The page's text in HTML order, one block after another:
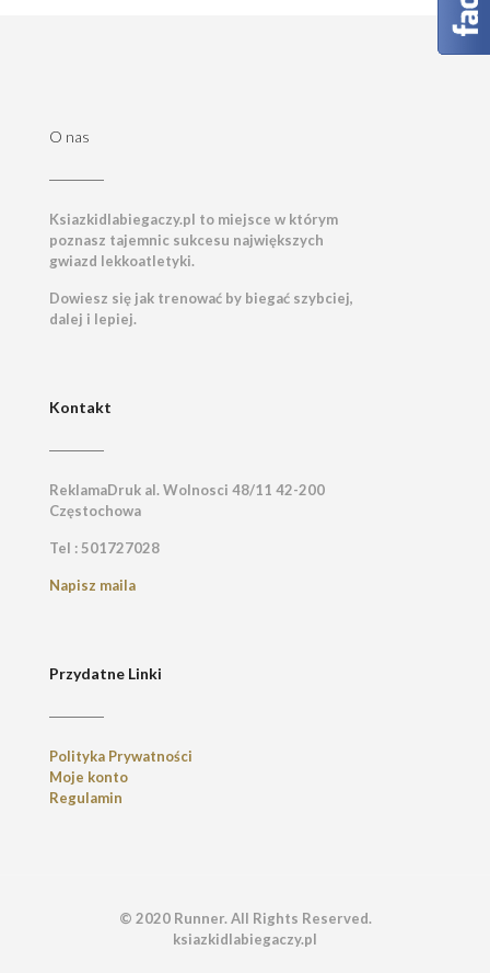
O nas
Ksiazkidlabiegaczy.pl to miejsce w którym
poznasz tajemnic sukcesu największych
gwiazd lekkoatletyki.
Dowiesz się jak trenować by biegać szybciej,
dalej i lepiej.
Kontakt
ReklamaDruk al. Wolnosci 48/11 42-200
Częstochowa
Tel : 501727028
Napisz maila
Przydatne Linki
Polityka Prywatności
Moje konto
Regulamin
© 2020 Runner. All Rights Reserved.
ksiazkidlabiegaczy.pl